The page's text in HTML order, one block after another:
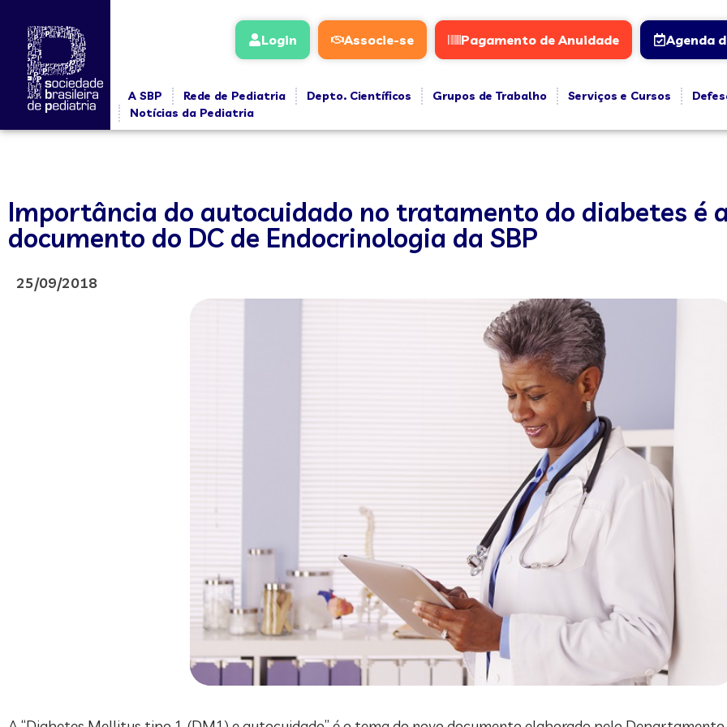
Login Associe-se Pagamento de Anuidade Agenda
A SBP Rede de Pediatria Depto. Científicos Grupos de Trabalho Serviços e Cursos
Notícias da Pediatria
Importância do autocuidado no tratamento do diabetes é
documento do DC de Endocrinologia da SBP
25/09/2018